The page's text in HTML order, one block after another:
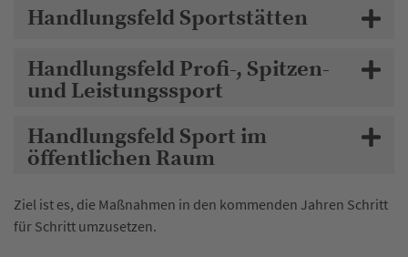
Handlungsfeld Sportstätten
Handlungsfeld Profi-, Spitzen-
und Leistungssport
Handlungsfeld Sport im
öffentlichen Raum
Ziel ist es, die Maßnahmen in den kommenden Jahren Schritt
für Schritt umzusetzen.